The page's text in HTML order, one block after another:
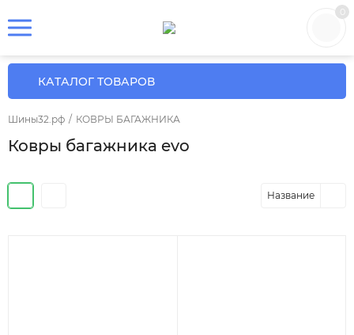
КАТАЛОГ ТОВАРОВ
Шины32.рф / КОВРЫ БАГАЖНИКА
Ковры багажника evo
Название